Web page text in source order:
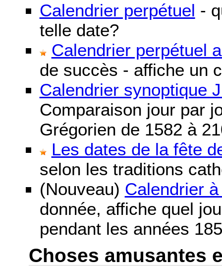
Calendrier perpétuel -
telle date?
Calendrier perpétuel
de succès - affiche un
Calendrier synoptique
Comparaison jour par
Grégorien de 1582 à
Les dates de la fête
selon les traditions
(Nouveau) Calendrier
donnée, affiche quel
pendant les années
Choses amusantes